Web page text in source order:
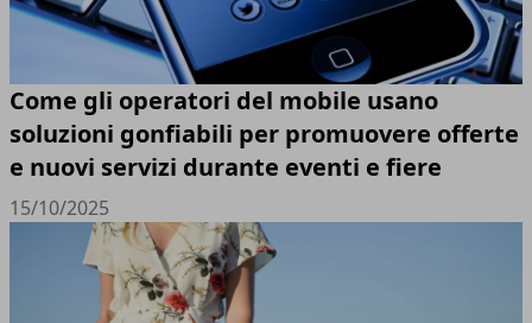
Come gli operatori del mobile usano
soluzioni gonfiabili per promuovere offerte
e nuovi servizi durante eventi e fiere
15/10/2025